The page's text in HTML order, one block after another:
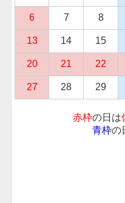
6 7 8
13 14 15
20 21 22
27 28 29
赤枠の日は
青枠の